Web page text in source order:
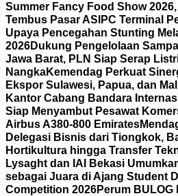
Summer Fancy Food Show
Tembus Pasar AS IPC Terminal
Upaya Pencegahan Stunting
2026Dukung Pengelolaan
Jawa Barat, PLN Siap Serap
NangkaKemendag Perkuat
Ekspor Sulawesi, Papua, dan
Kantor Cabang Bandara
Siap Menyambut Pesawat
Airbus A380-800 Emirates
Delegasi Bisnis dari Tiongkok,
Hortikultura hingga Transfer
Lysaght dan IAI Bekasi
sebagai Juara di Ajang Student
Competition 2026Perum